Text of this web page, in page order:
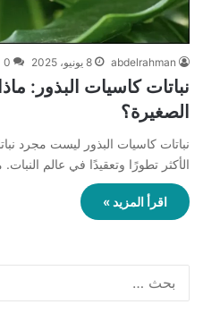
abdelrahman 8 يونيو، 2025 0
نباتات كاسيات البذور:
الصغيرة؟
نباتات كاسيات البذور ليست مجرد
الأكثر تطورًا وتعقيدًا في عالم
اقرأ المزيد »